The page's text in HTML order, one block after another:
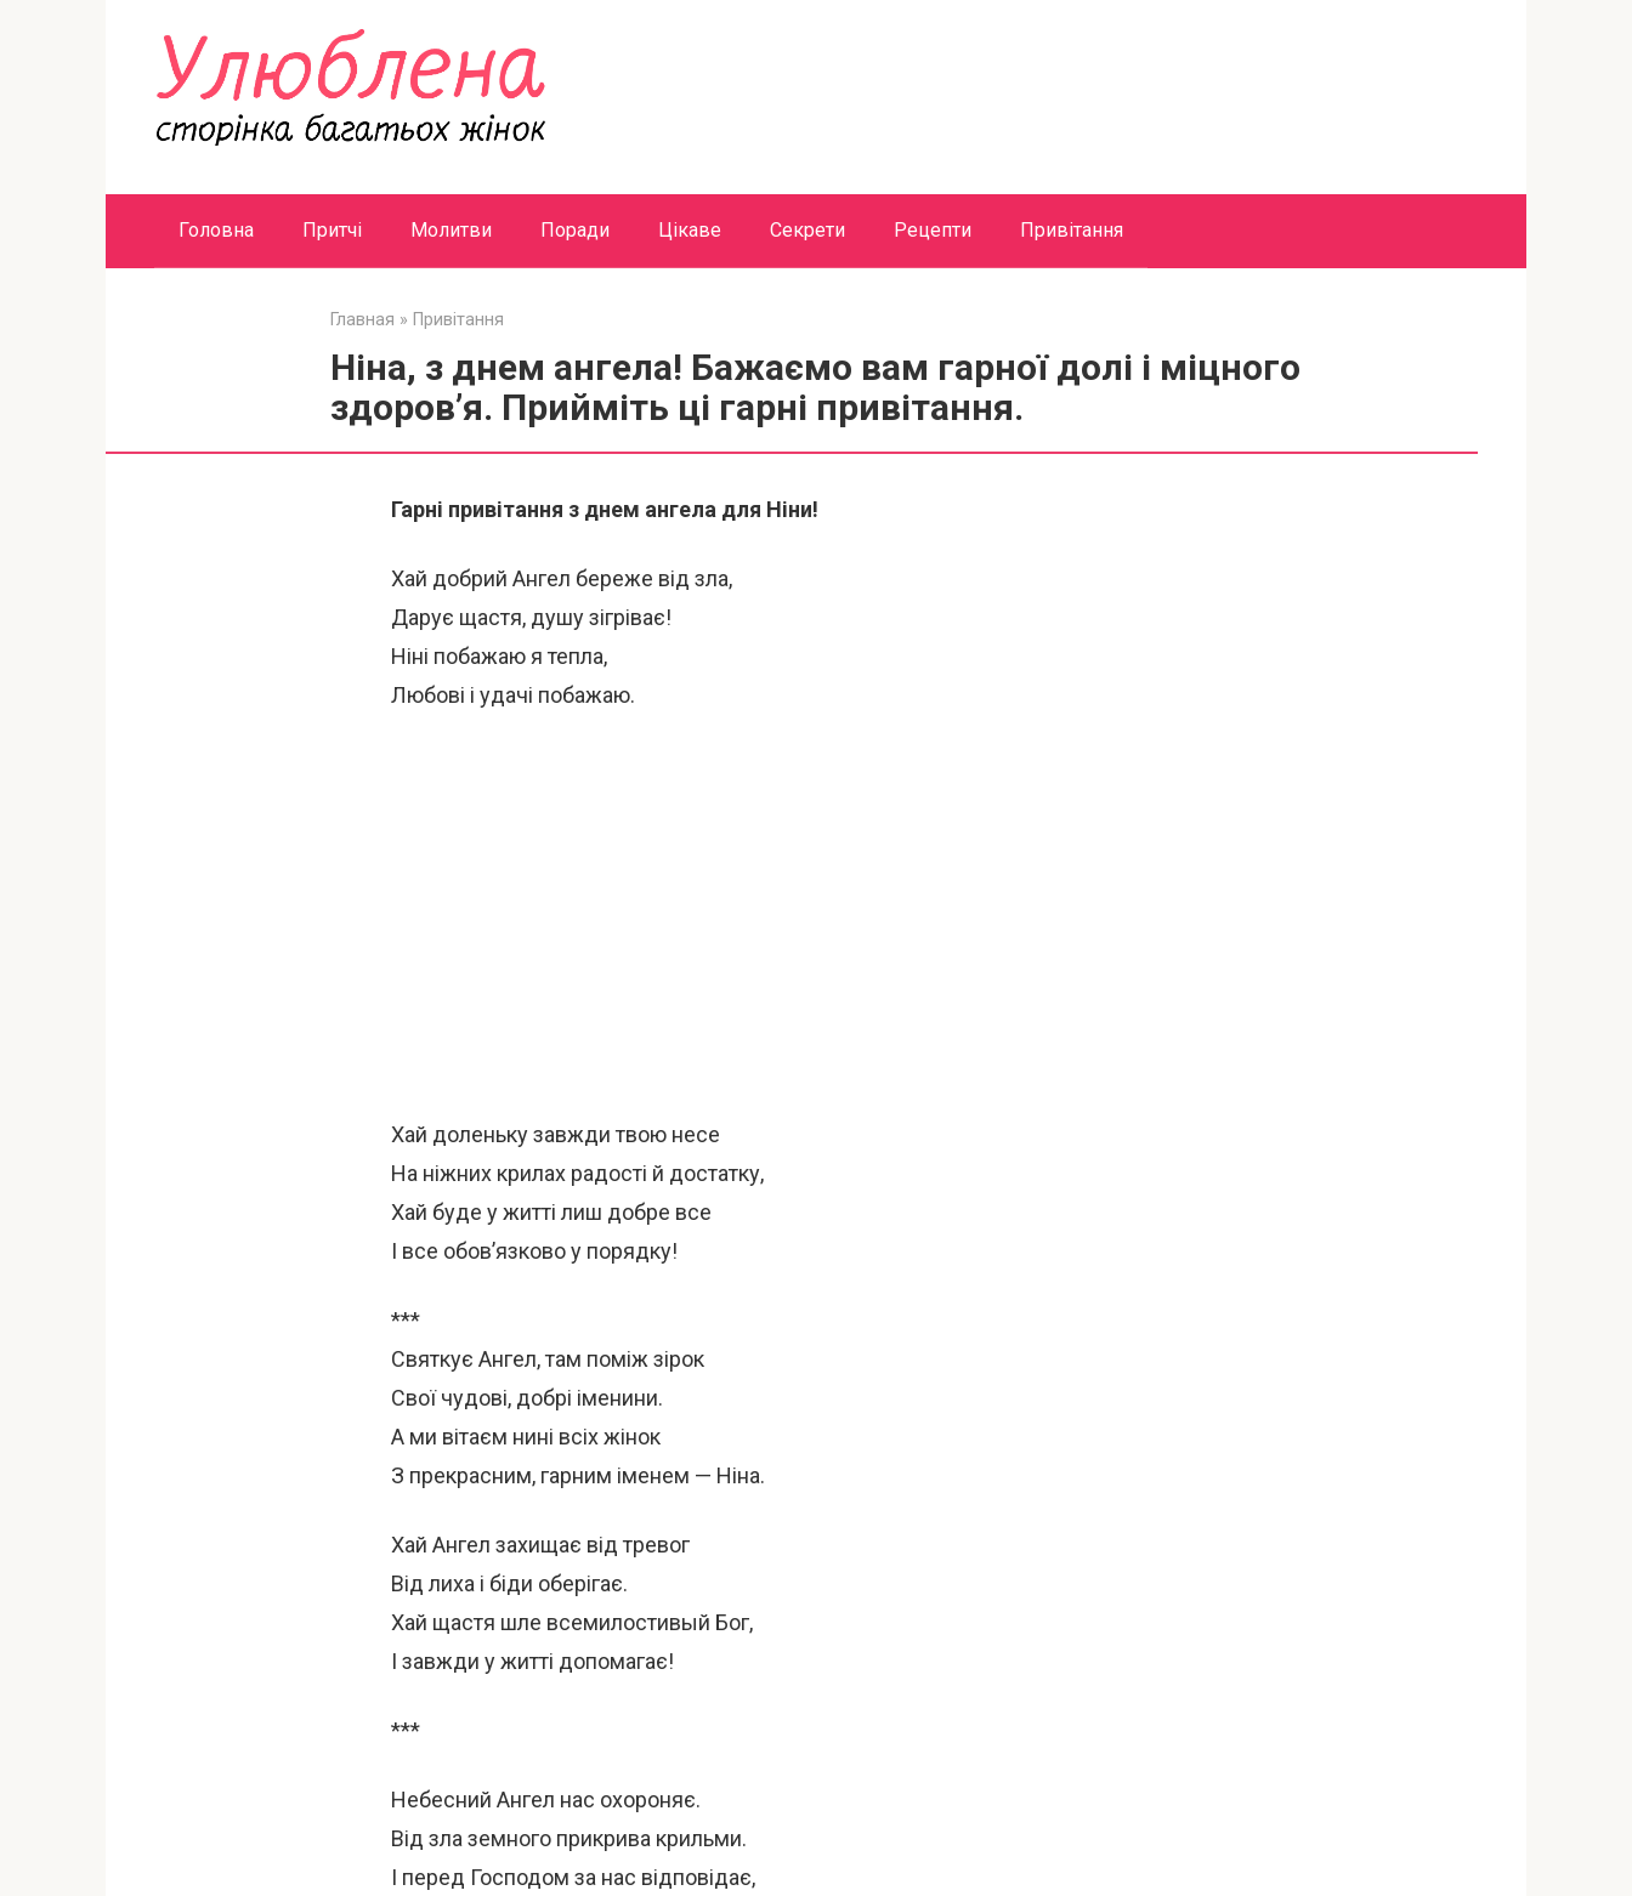
Головна Притчі Молитви Поради Цікаве Секрети Рецепти Привітання
Главная » Привітання
Ніна, з днем ангела! Бажаємо вам гарної долі і міцного
здоров’я. Прийміть ці гарні привітання.
Гарні привітання з днем ангела для Ніни!
Хай добрий Ангел береже від зла,
Дарує щастя, душу зігріває!
Ніні побажаю я тепла,
Любові і удачі побажаю.
Хай доленьку завжди твою несе
На ніжних крилах радості й достатку,
Хай буде у житті лиш добре все
І все обов’язково у порядку!
***
Святкує Ангел, там поміж зірок
Свої чудові, добрі іменини.
А ми вітаєм нині всіх жінок
З прекрасним, гарним іменем — Ніна.
Хай Ангел захищає від тревог
Від лиха і біди оберігає.
Хай щастя шле всемилостивый Бог,
І завжди у житті допомагає!
***
Небесний Ангел нас охороняє.
Від зла земного прикрива крильми.
І перед Господом за нас відповідає,